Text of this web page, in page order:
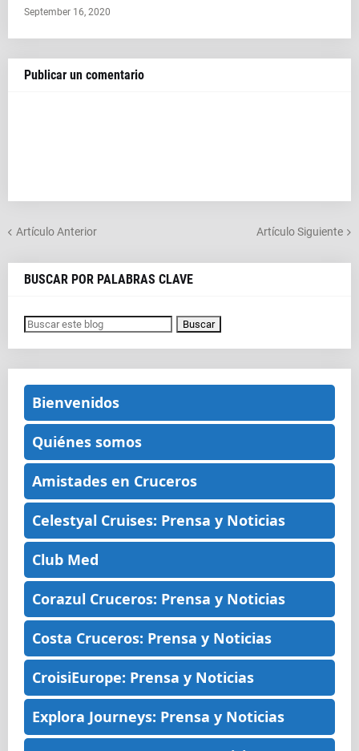
September 16, 2020
Publicar un comentario
Artículo Anterior Artículo Siguiente
BUSCAR POR PALABRAS CLAVE
Bienvenidos
Quiénes somos
Amistades en Cruceros
Celestyal Cruises: Prensa y Noticias
Club Med
Corazul Cruceros: Prensa y Noticias
Costa Cruceros: Prensa y Noticias
CroisiEurope: Prensa y Noticias
Explora Journeys: Prensa y Noticias